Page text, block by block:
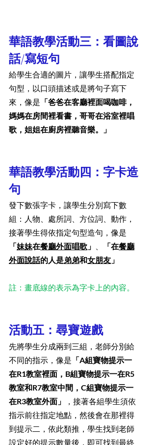
華語教學活動三：看圖說
話/寫短句
給學生合適的圖片，讓學生搭配指定
句型，以口頭描述或是將句子寫下
來，像是 「爸爸在客廳裡面喝咖啡，
媽媽在房間裡看書，哥哥在浴室裡唱
歌，姐姐在廚房裡聽音樂。」
華語教學活動四：字卡造
句
發下數張字卡，讓學生分別寫下數
組：人物、處所詞、方位詞、動作，
接著學生得依指定句型造句，像是
「妹妹在餐廳外面唱歌 」 、 「在餐廳
外面說話的人是弟弟和女朋友 」
註：畫底線的表示為字卡上的內容。
活動五：尋寶遊戲
先將學生分成兩到三組，老師分別給
不同的指示，像是 「A組寶物提示一
在R1教室裡面，B組寶物提示一在R5
教室和R7教室中間，C組寶物提示一
在R3教室外面」
，接著各組學生須依
指示前往指定地點，然後會在那裡得
到提示二，依此類推，學生找到老師
設定好的提示數量後，即可找到最終